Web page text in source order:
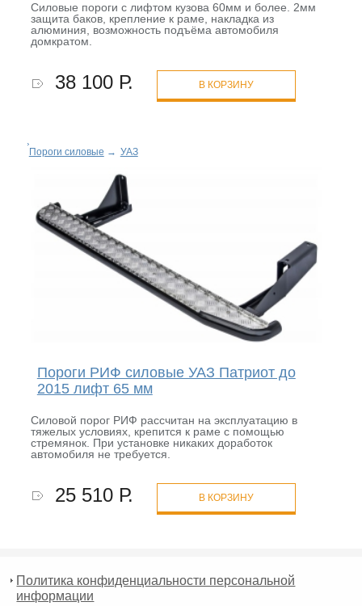
Силовые пороги с лифтом кузова 60мм и более. 2мм
защита баков, крепление к раме, накладка из
алюминия, возможность подъёма автомобиля
домкратом.
38 100 Р. В КОРЗИНУ
Пороги силовые → УАЗ
Пороги РИФ силовые УАЗ Патриот до
2015 лифт 65 мм
Силовой порог РИФ рассчитан на эксплуатацию в
тяжелых условиях, крепится к раме с помощью
стремянок. При установке никаких доработок
автомобиля не требуется.
25 510 Р. В КОРЗИНУ
Политика конфиденциальности персональной
информации